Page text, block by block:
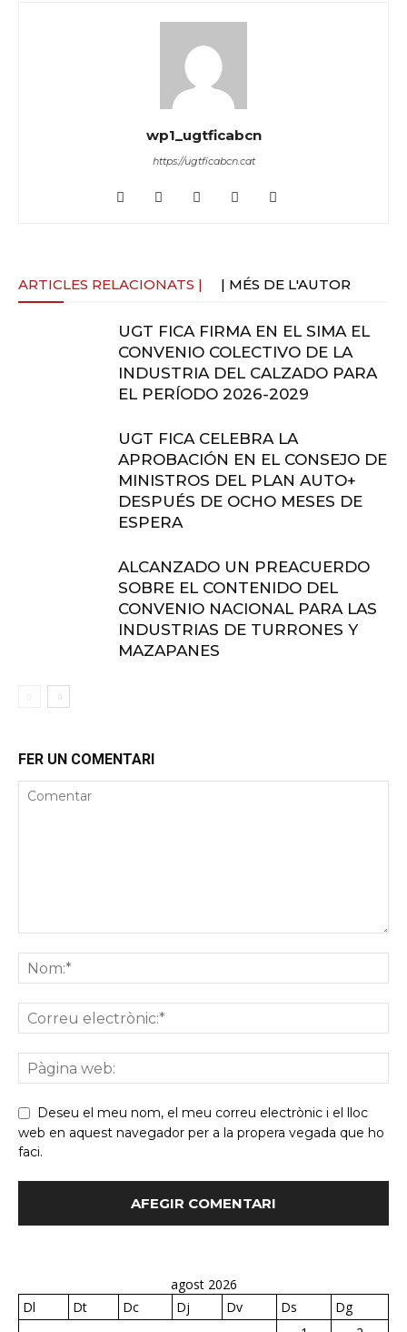
wp1_ugtficabcn
https://ugtficabcn.cat
ARTICLES RELACIONATS | | MÉS DE L'AUTOR
UGT FICA FIRMA EN EL SIMA EL
CONVENIO COLECTIVO DE LA
INDUSTRIA DEL CALZADO PARA
EL PERÍODO 2026-2029
UGT FICA CELEBRA LA
APROBACIÓN EN EL CONSEJO DE
MINISTROS DEL PLAN AUTO+
DESPUÉS DE OCHO MESES DE
ESPERA
ALCANZADO UN PREACUERDO
SOBRE EL CONTENIDO DEL
CONVENIO NACIONAL PARA LAS
INDUSTRIAS DE TURRONES Y
MAZAPANES
FER UN COMENTARI
Deseu el meu nom, el meu correu electrònic i el lloc
web en aquest navegador per a la propera vegada que ho
faci.
agost 2026
Dl
Dt Dc Dj Dv Ds
Dg